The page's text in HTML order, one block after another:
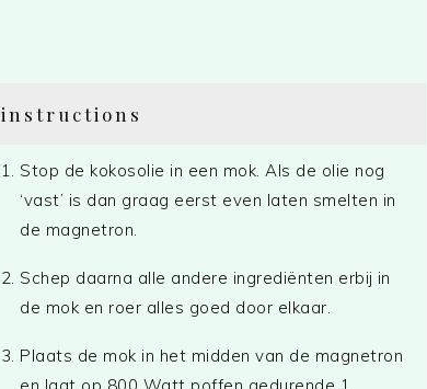
instructions
Stop de kokosolie in een mok. Als de olie nog
‘vast’ is dan graag eerst even laten smelten in
de magnetron.
Schep daarna alle andere ingrediënten erbij in
de mok en roer alles goed door elkaar.
Plaats de mok in het midden van de magnetron